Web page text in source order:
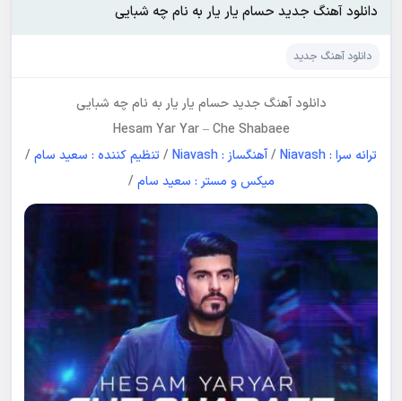
دانلود آهنگ جدید حسام یار یار به نام چه شبایی
دانلود آهنگ جدید
دانلود آهنگ جدیدحسام یار یار به نامچه شبایی
Hesam Yar Yar–Che Shabaee
ترانه سرا : Niavash
/آهنگساز : Niavash /تنظیم کننده : سعید سام /
میکس و مستر : سعید سام /